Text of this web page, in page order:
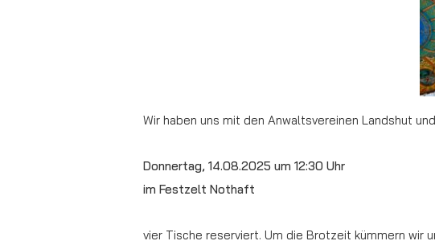
Wir haben uns mit den Anwaltsvereinen Landshut
Donnertag, 14.08.2025 um 12:30 Uhr
im Festzelt Nothaft
vier Tische reserviert. Um die Brotzeit kümmern wir